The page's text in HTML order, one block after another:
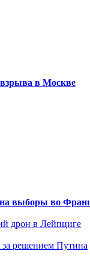
взрыва в Москве
выборы во
дрон в Лейпциге
решением Путина